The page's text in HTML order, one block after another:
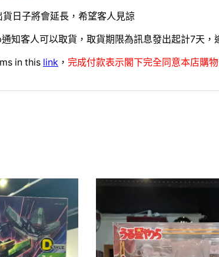
日子將會延長，希望客人見諒
知客人可以取貨，取貨期限為訊息發出起計7天，
in this link ， 完成付款表示閣下完全同意本店購